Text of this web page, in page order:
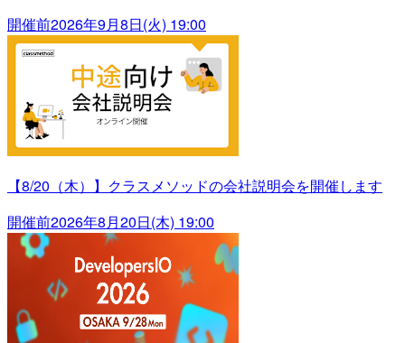
開催前2026年9月8日(火) 19:00
【8/20（木）】クラスメソッドの会社説明会を開催します
開催前2026年8月20日(木) 19:00